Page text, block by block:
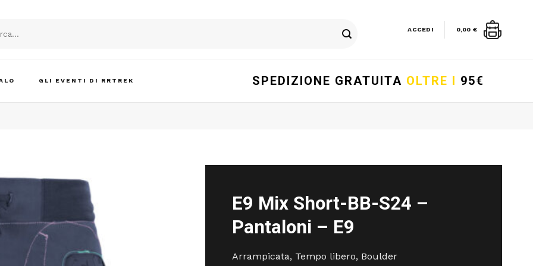
ACCEDI 0,00 €
GLI EVENTI DI RRTREK SPEDIZIONE GRATUITA OLTRE I 95€
E9 Mix Short-BB-S24 –
Pantaloni – E9
Arrampicata, Tempo libero, Boulder